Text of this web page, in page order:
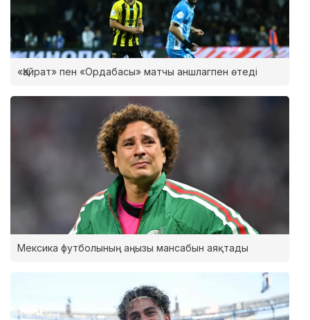
«Қайрат» пен «Ордабасы» матчы аншлагпен өтеді
Мексика футболының аңызы мансабын аяқтады